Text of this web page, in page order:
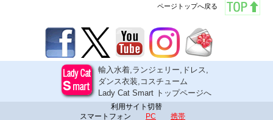
ページトップへ戻る
輸入水着,ランジェリー,ドレス,
ダンス衣装,コスチューム
Lady Cat Smart トップページへ
利用サイト切替
スマートフォン
PC 携帯